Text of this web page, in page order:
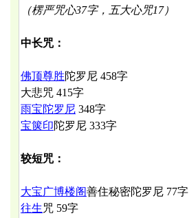
（楞严咒心37字，五大心咒17）
中长咒：
佛顶尊胜陀罗尼 458字
大悲咒 415字
雨宝陀罗尼 348字
宝箧印陀罗尼 333字
较短咒：
大宝广博楼阁善住秘密陀罗尼 77字
往生咒 59字